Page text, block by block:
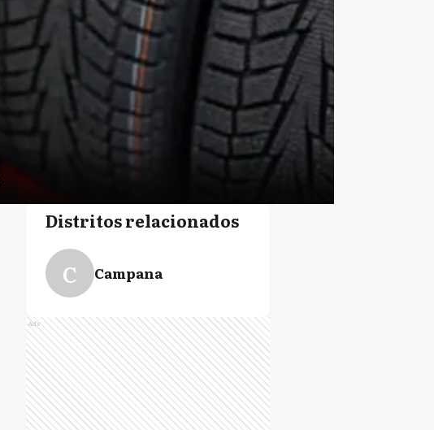
Distritos relacionados
C Campana
Ads